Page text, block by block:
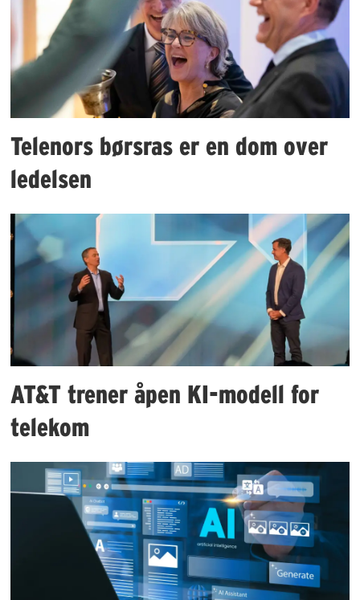
Telenors børsras er en dom over
ledelsen
AT&T trener åpen KI-modell for
telekom